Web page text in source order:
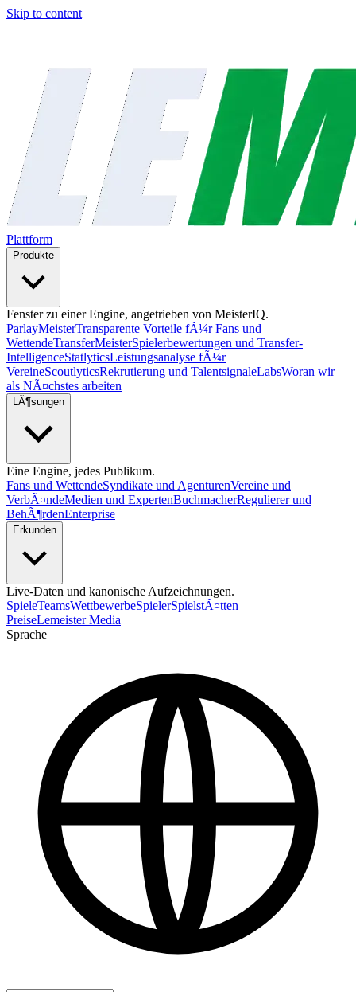
Skip to content
Plattform
Produkte
Fenster zu einer Engine, angetrieben von MeisterIQ.
ParlayMeisterTransparente Vorteile fÃ¼r Fans und
WettendeTransferMeisterSpielerbewertungen und Transfer-
IntelligenceStatlyticsLeistungsanalyse fÃ¼r
VereineScoutlyticsRekrutierung und TalentsignaleLabsWoran wir
als NÃ¤chstes arbeiten
LÃ¶sungen
Eine Engine, jedes Publikum.
Fans und WettendeSyndikate und AgenturenVereine und
VerbÃ¤ndeMedien und ExpertenBuchmacherRegulierer und
BehÃ¶rdenEnterprise
Erkunden
Live-Daten und kanonische Aufzeichnungen.
SpieleTeamsWettbewerbeSpielerSpielstÃ¤tten
PreiseLemeister Media
Sprache